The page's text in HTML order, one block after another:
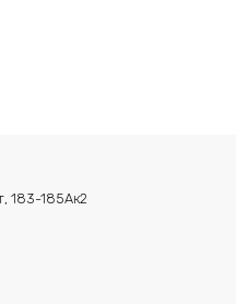
183-185Ак2